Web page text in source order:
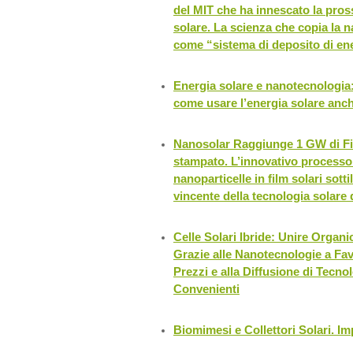
del MIT che ha innescato la
solare. La scienza che copia la
come “sistema di deposito di
Energia solare e
come usare l’energia solare
Nanosolar Raggiunge 1 GW di
stampato. L’innovativo
nanoparticelle in film solari
vincente della tecnologia solare
Celle Solari Ibride: Unire
Grazie alle Nanotecnologie a
Prezzi e alla Diffusione di
Convenienti
Biomimesi e Collettori Solari.